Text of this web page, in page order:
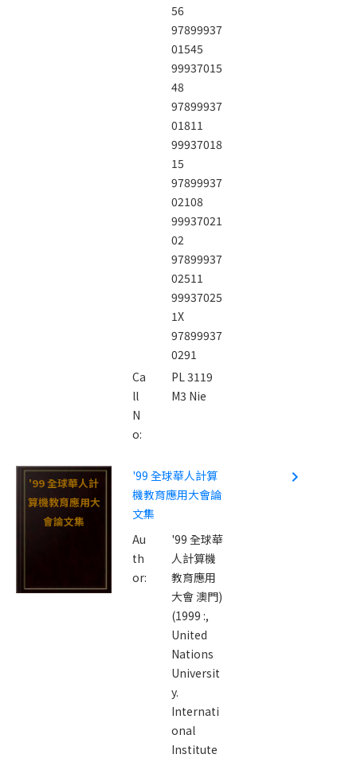
56
97899937
01545
99937015
48
97899937
01811
99937018
15
97899937
02108
99937021
02
97899937
02511
99937025
1X
97899937
0291
Ca
ll
N
o:
PL 3119
M3 Nie
'99 全球華人計
算機教育應用大
會論文集
'99 全球華人計算
機教育應用大會論
文集
Au
th
or:
'99 全球華
人計算機
教育應用
大會 澳門)
(1999 :,
United
Nations
Universit
y.
Internati
onal
Institute
navigate_next